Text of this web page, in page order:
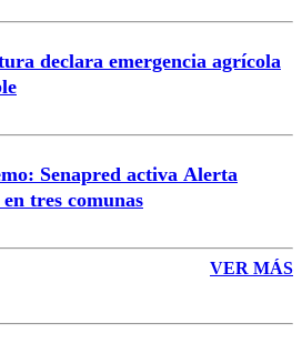
declara emergencia agrícola
Senapred activa Alerta
tres comunas
VER MÁS